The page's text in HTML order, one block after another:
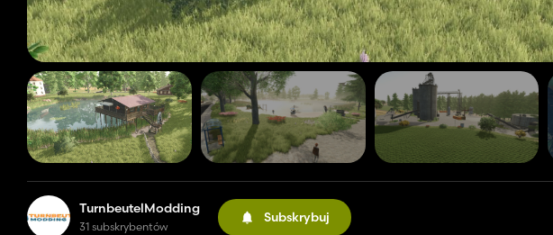
TurnbeutelModding
31 subskrybentów
Subskrybuj